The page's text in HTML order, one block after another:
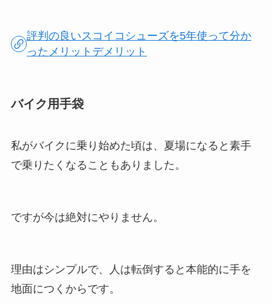
評判の良いスコイコシューズを5年使って分か
ったメリットデメリット
バイク用手袋
私がバイクに乗り始めた頃は、夏場になると素手
で乗りたくなることもありました。
ですが今は絶対にやりません。
理由はシンプルで、人は転倒すると本能的に手を
地面につくからです。